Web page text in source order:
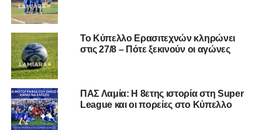
Το Κύπελλο Ερασιτεχνών κληρώνει
στις 27/8 – Πότε ξεκινούν οι αγώνες
ΠΑΣ Λαμία: Η 8ετης ιστορία στη Super
League και οι πορείες στο Κύπελλο